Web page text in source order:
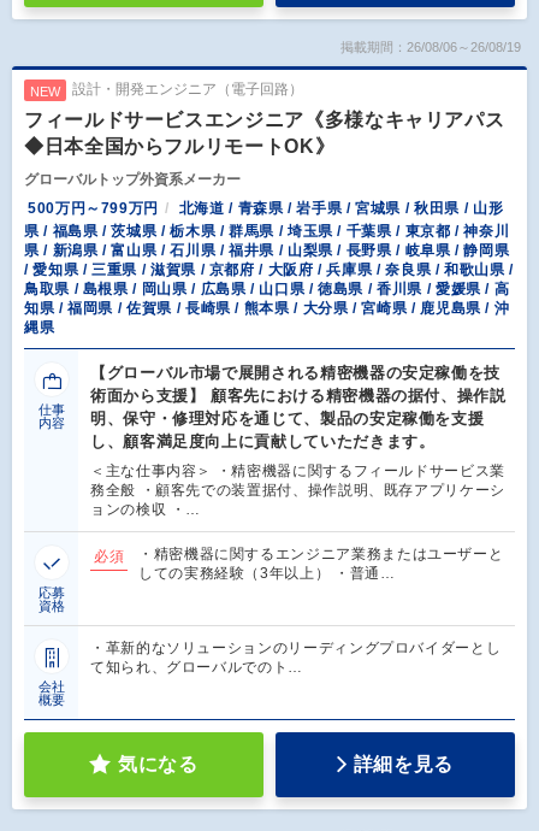
掲載期間：26/08/06～26/08/19
NEW 設計・開発エンジニア（電子回路）
フィールドサービスエンジニア《多様なキャリアパス
◆日本全国からフルリモートOK》
グローバルトップ外資系メーカー
500万円～799万円
北海道 / 青森県 / 岩手県 / 宮城県 / 秋田県 / 山形
県 / 福島県 / 茨城県 / 栃木県 / 群馬県 / 埼玉県 / 千葉県 / 東京都 / 神奈川
県 / 新潟県 / 富山県 / 石川県 / 福井県 / 山梨県 / 長野県 / 岐阜県 / 静岡県
/ 愛知県 / 三重県 / 滋賀県 / 京都府 / 大阪府 / 兵庫県 / 奈良県 / 和歌山県 /
鳥取県 / 島根県 / 岡山県 / 広島県 / 山口県 / 徳島県 / 香川県 / 愛媛県 / 高
知県 / 福岡県 / 佐賀県 / 長崎県 / 熊本県 / 大分県 / 宮崎県 / 鹿児島県 / 沖
縄県
仕事
内容
【グローバル市場で展開される精密機器の安定稼働を技
術面から支援】 顧客先における精密機器の据付、操作説
明、保守・修理対応を通じて、製品の安定稼働を支援
し、顧客満足度向上に貢献していただきます。
＜主な仕事内容＞ ・精密機器に関するフィールドサービス業
務全般 ・顧客先での装置据付、操作説明、既存アプリケーシ
ョンの検収 ・…
応募
資格
必須
・精密機器に関するエンジニア業務またはユーザーと
しての実務経験（3年以上） ・普通…
会社
概要
・革新的なソリューションのリーディングプロバイダーとし
て知られ、グローバルでのト…
気になる 詳細を見る